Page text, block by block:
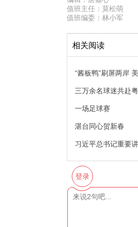
值班主任： 莫松萌
值班编委： 林小军
相关阅读
“酱板鸭”刷屏两岸
三万余名球迷共赴
一场足球赛
湛台同心贺新春
习近平总书记重要
登录